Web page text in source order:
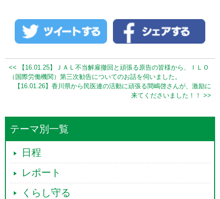
<< 【16.01.25】ＪＡＬ不当解雇撤回と頑張る原告の皆様から、ＩＬＯ
（国際労働機関）第三次勧告についてのお話を伺いました。
【16.01.26】香川県から民医連の活動に頑張る間嶋啓さんが、激励に
来てくださいました！！ >>
テーマ別一覧
日程
レポート
くらし守る